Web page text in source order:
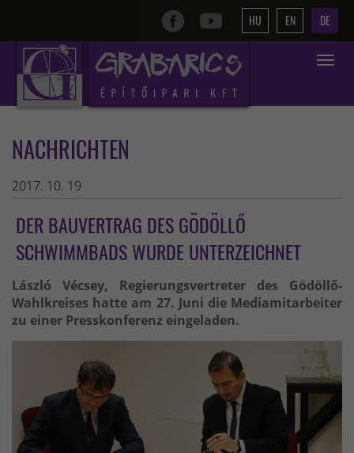
HU EN DE
Toggle
NACHRICHTEN
2017. 10. 19
DER BAUVERTRAG DES GÖDÖLLŐ
SCHWIMMBADS WURDE UNTERZEICHNET
László Vécsey, Regierungsvertreter des Gödöllő-
Wahlkreises hatte am 27. Juni die Mediamitarbeiter
zu einer Presskonferenz eingeladen.